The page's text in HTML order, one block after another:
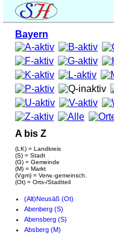
Bayern
A bis Z
(LK) = Landkreis
(S) = Stadt
(G) = Gemeinde
(M) = Markt
(Vgm) = Verw.-gemeinsch.
(Ot) = Orts-/Stadtteil
(Alt)Neusäß (Ot)
Abenberg (S)
Abensberg (S)
Absberg (M)